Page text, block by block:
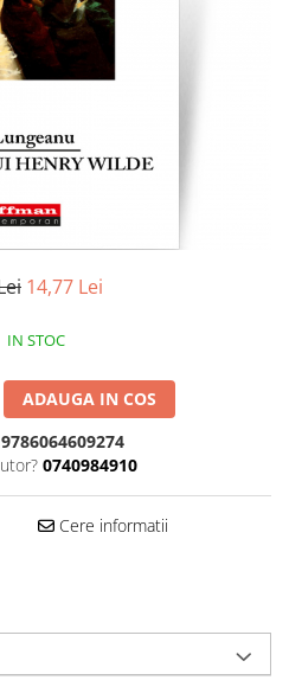
14,77 Lei
IN STOC
ADAUGA IN COS
9786064609274
0740984910
Cere informatii